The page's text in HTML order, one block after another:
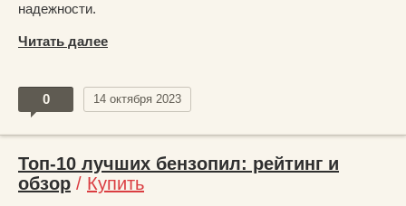
надежности.
Читать далее
0 14 октября 2023
Топ-10 лучших бензопил: рейтинг и
обзор / Купить